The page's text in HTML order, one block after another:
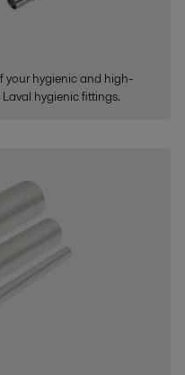
your hygienic and high-
hygienic fittings.